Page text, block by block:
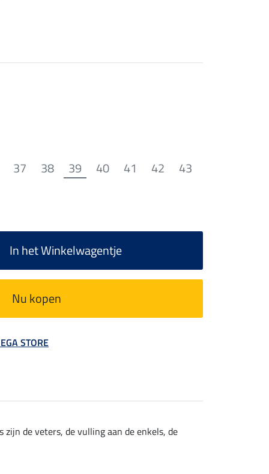
37 38 39 40 41 42 43
In het Winkelwagentje
Nu kopen
STORE
de veters, de vulling aan de enkels, de